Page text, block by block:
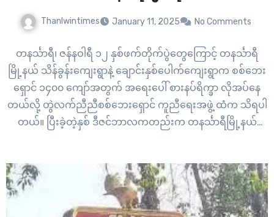
Thanlwintimes January 11, 2025 No Comments
တနင်္သာရီ၊ ဇန်နဝါရီ ၁၂ နှစ်ဖက်တိုက်ပွဲတွေကြောင့် တနင်္သာရီ
မြို့နယ် သိန်ခွန်းကျေးရွာနဲ့ ချောင်းနှစ်ပေါက်ကျေးရွာက စစ်ဘေး
ရှောင် ၁၄၀၀ ကျော်အတွက် အရေးပေါ် စားနပ်ရိက္ခာ လိုအပ်နေ
တယ်လို့ တွဲလက်ညီညီစစ်ဘေးရှောင် ကူညီရေးအဖွဲ့ ထံက သိရပါ
တယ်။ ပြီးခဲ့တဲ့နှစ် ဒီဇင်ဘာလကတည်းက တနင်္သာရီမြို့နယ်
ကာကွယ်ရေး ပူပေါင်းတပ်တွေရဲ့ နှစ်ဖက်တိုက်ပွဲတွေ…